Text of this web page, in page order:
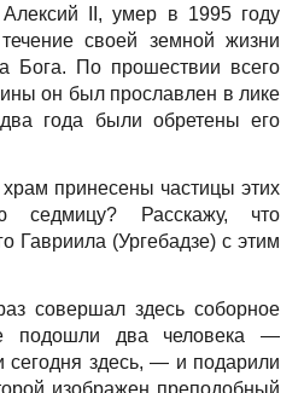
II, умер в 1995 году
своей земной жизни
Бога. По прошествии всего
он был прославлен в лике
года были обретены его
принесены частицы этих
Расскажу, что
Гавриила (Ургебадзе) с этим
совершал здесь соборное
подошли два человека —
сегодня здесь, — и подарили